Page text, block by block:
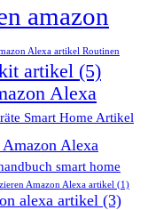
amazon
Alexa artikel Routinen
artikel (5)
Alexa
Smart Home Artikel
Alexa
smart home
Amazon Alexa artikel (1)
alexa artikel (3)